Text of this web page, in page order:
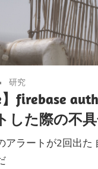
研究
】firebase
した際の不
アラートが2回出た